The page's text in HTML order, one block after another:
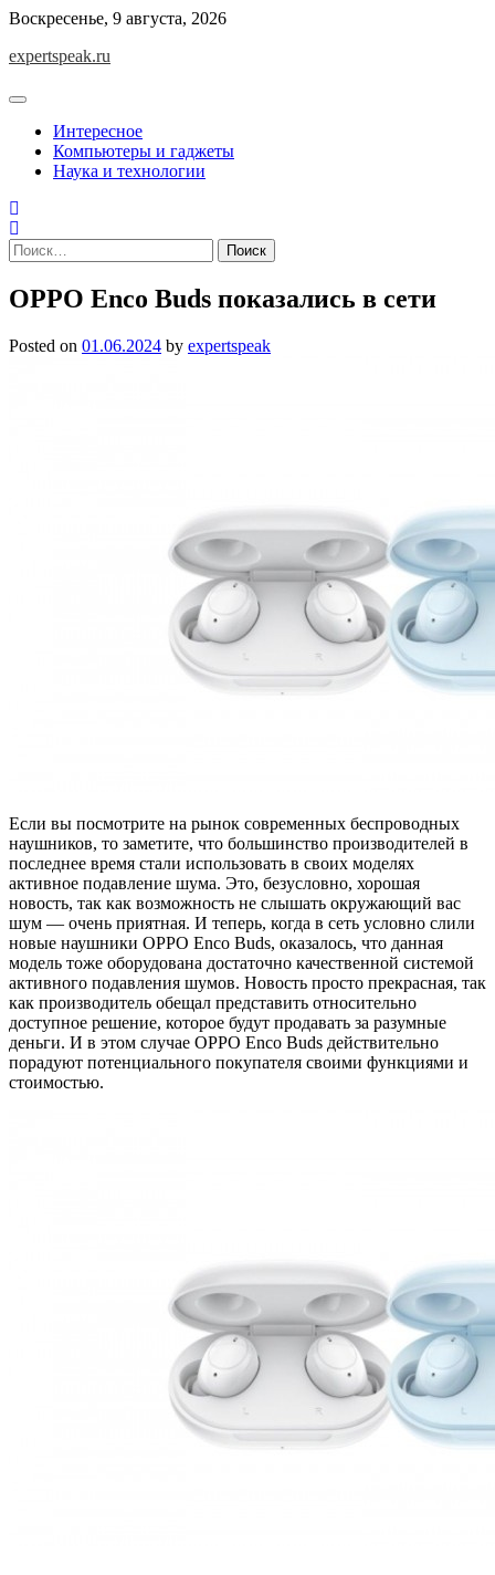
Skip
content
Воскресенье, 9 августа, 2026
expertspeak.ru
Интересное
Компьютеры и гаджеты
Наука и технологии
Найти:
OPPO Enco Buds показались в сети
Posted on 01.06.2024 by expertspeak
Если вы посмотрите на рынок современных беспроводных
наушников, то заметите, что большинство производителей в
последнее время стали использовать в своих моделях
активное подавление шума. Это, безусловно, хорошая
новость, так как возможность не слышать окружающий вас
шум — очень приятная. И теперь, когда в сеть условно слили
новые наушники OPPO Enco Buds, оказалось, что данная
модель тоже оборудована достаточно качественной системой
активного подавления шумов. Новость просто прекрасная, так
как производитель обещал представить относительно
доступное решение, которое будут продавать за разумные
деньги. И в этом случае OPPO Enco Buds действительно
порадуют потенциального покупателя своими функциями и
стоимостью.